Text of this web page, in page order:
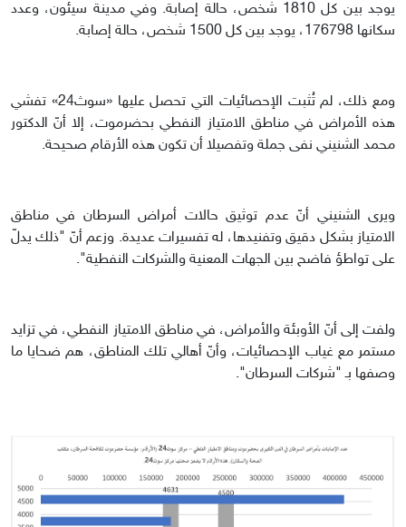
يوجد بين كل 1810 شخص، حالة إصابة. وفي مدينة سيئون، وعدد
سكانها 176798، يوجد بين كل 1500 شخص، حالة إصابة.
ومع ذلك، لم تُثبت الإحصائيات التي تحصل عليها «سوث24» تفشي
هذه الأمراض في مناطق الامتياز النفطي بحضرموت، إلا أنّ الدكتور
محمد الشنيني نفى جملة وتفصيلا أن تكون هذه الأرقام صحيحة.
ويرى الشنيني أنّ عدم توثيق حالات أمراض السرطان في مناطق
الامتياز بشكل دقيق وتفنيدها، له تفسيرات عديدة. وزعم أنّ "ذلك يدلّ
على تواطؤ فاضح بين الجهات المعنية والشركات النفطية".
ولفت إلى أنّ الأوبئة والأمراض، في مناطق الامتياز النفطي، في تزايد
مستمر مع غياب الإحصائيات، وأنّ أهالي تلك المناطق، هم ضحايا ما
وصفها بـ "شركات السرطان".